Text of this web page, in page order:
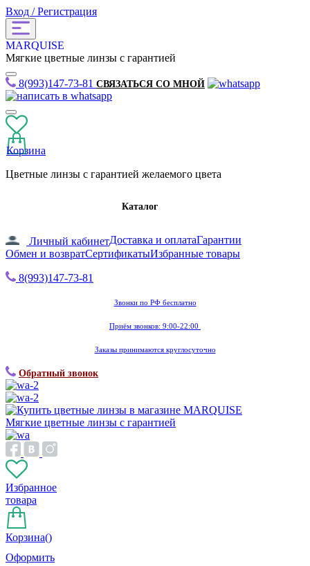
Вход / Регистрация
MARQUISE
Мягкие цветные линзы с гарантией
8(993)147-73-81 СВЯЗАТЬСЯ СО МНОЙ
Корзина
Цветные линзы с гарантией желаемого цвета
Каталог
Личный кабинетДоставка и оплатаГарантии
Обмен и возвратСертификатыИзбранные товары
8(993)147-73-81
Звонки по РФ бесплатно
Приём звонков: 9:00-22:00
Заказы принимаются круглосуточно
Обратный звонок
Мягкие цветные линзы с гарантией
Избранное
товара
Корзина()
Оформить